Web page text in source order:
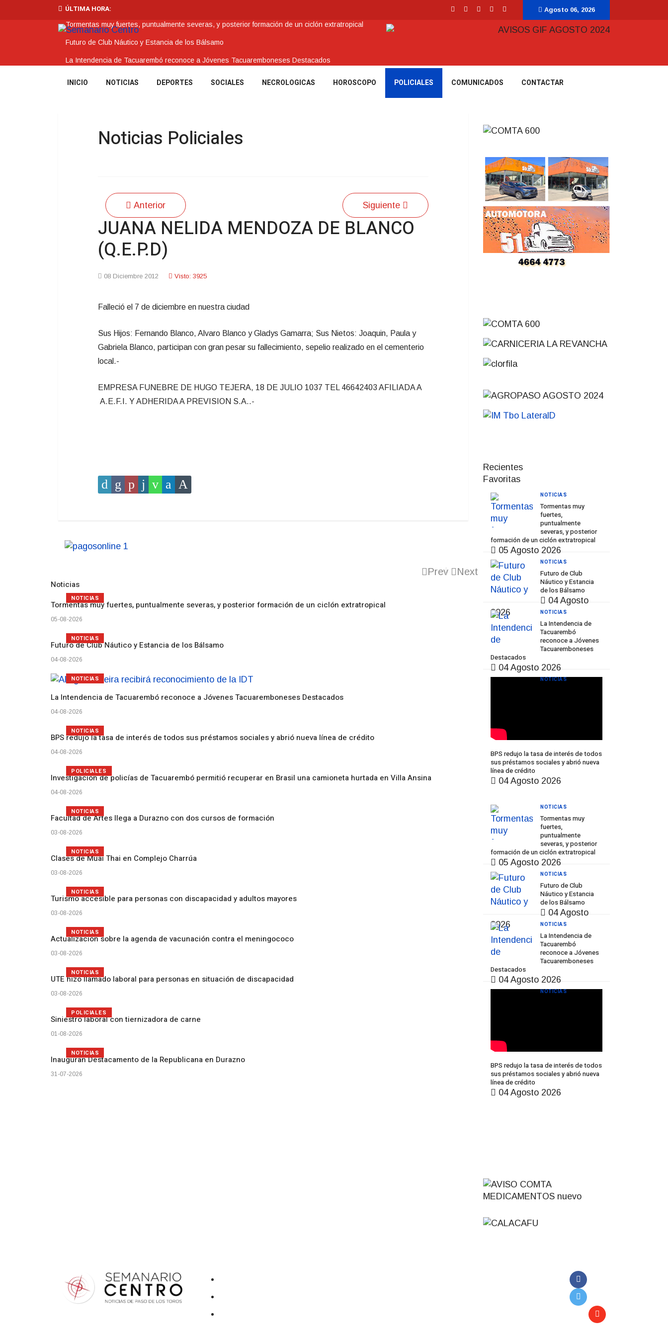
ÚLTIMA HORA:
Tormentas muy fuertes, puntualmente severas, y posterior formación de un ciclón extratropical
Futuro de Club Náutico y Estancia de los Bálsamo
La Intendencia de Tacuarembó reconoce a Jóvenes Tacuaremboneses Destacados
BPS redujo la tasa de interés de todos sus préstamos sociales y abrió nueva línea de crédito
Agosto 06, 2026
INICIO NOTICIAS DEPORTES SOCIALES NECROLOGICAS HOROSCOPO POLICIALES COMUNICADOS CONTACTAR
Noticias Policiales
Anterior Siguiente
JUANA NELIDA MENDOZA DE BLANCO
(Q.E.P.D)
08 Diciembre 2012 Visto: 3925
Falleció el 7 de diciembre en nuestra ciudad
Sus Hijos: Fernando Blanco, Alvaro Blanco y Gladys Gamarra; Sus Nietos: Joaquin, Paula y
Gabriela Blanco, participan con gran pesar su fallecimiento, sepelio realizado en el cementerio
local.-
EMPRESA FUNEBRE DE HUGO TEJERA, 18 DE JULIO 1037 TEL 46642403 AFILIADA A
A.E.F.I. Y ADHERIDA A PREVISION S.A..-
Noticias
Prev Next
Tormentas muy fuertes, puntualmente severas, y posterior formación de un ciclón extratropical
05-08-2026
NOTICIAS
Futuro de Club Náutico y Estancia de los Bálsamo
04-08-2026
NOTICIAS
La Intendencia de Tacuarembó reconoce a Jóvenes Tacuaremboneses Destacados
04-08-2026
NOTICIAS
BPS redujo la tasa de interés de todos sus préstamos sociales y abrió nueva línea de crédito
04-08-2026
NOTICIAS
Investigación de policías de Tacuarembó permitió recuperar en Brasil una camioneta hurtada en Villa Ansina
04-08-2026
POLICIALES
Facultad de Artes llega a Durazno con dos cursos de formación
03-08-2026
NOTICIAS
Clases de Muai Thai en Complejo Charrúa
03-08-2026
NOTICIAS
Turismo accesible para personas con discapacidad y adultos mayores
03-08-2026
NOTICIAS
Actualización sobre la agenda de vacunación contra el meningococo
03-08-2026
NOTICIAS
UTE hizo llamado laboral para personas en situación de discapacidad
03-08-2026
NOTICIAS
Siniestro laboral con tiernizadora de carne
01-08-2026
POLICIALES
Inauguran Destacamento de la Republicana en Durazno
31-07-2026
NOTICIAS
Recientes
Favoritas
Tormentas muy
fuertes,
puntualmente
severas, y posterior
formación de un ciclón extratropical
05 Agosto 2026
NOTICIAS
Futuro de Club
Náutico y Estancia
de los Bálsamo
04 Agosto
2026
NOTICIAS
La Intendencia de
Tacuarembó
reconoce a Jóvenes
Tacuaremboneses
Destacados
04 Agosto 2026
NOTICIAS
BPS redujo la tasa de interés de todos
sus préstamos sociales y abrió nueva
línea de crédito
04 Agosto 2026
NOTICIAS
Tormentas muy
fuertes,
puntualmente
severas, y posterior
formación de un ciclón extratropical
05 Agosto 2026
NOTICIAS
Futuro de Club
Náutico y Estancia
de los Bálsamo
04 Agosto
2026
NOTICIAS
La Intendencia de
Tacuarembó
reconoce a Jóvenes
Tacuaremboneses
Destacados
04 Agosto 2026
NOTICIAS
BPS redujo la tasa de interés de todos
sus préstamos sociales y abrió nueva
línea de crédito
04 Agosto 2026
NOTICIAS